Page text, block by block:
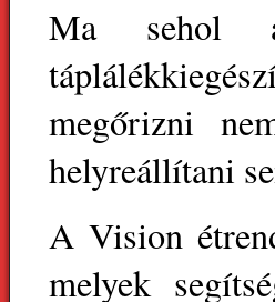
Ma sehol
megőrizni
helyreállítani
A Vision
melyek